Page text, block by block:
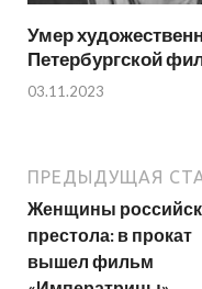
Умер
Петербургской
03.11.2023
ПРЕДЫДУЩАЯ
Женщины
престола: в прокат
вышел фильм